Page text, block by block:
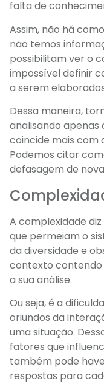
falta de
Assim, não há
não temos
possibilitam ver o
impossível definir
a serem
Dessa maneira,
analisando apenas
coincide mais com
Podemos citar
defasagem de
A complexidade
que permeiam o
da diversidade e
contexto contendo
a sua análise.
Ou seja, é a
oriundos da
uma situação.
fatores que
também pode
respostas para